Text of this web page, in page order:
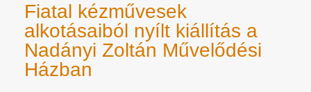
Fiatal kézművesek
alkotásaiból nyílt kiállítás a
Nadányi Zoltán Művelődési
Házban